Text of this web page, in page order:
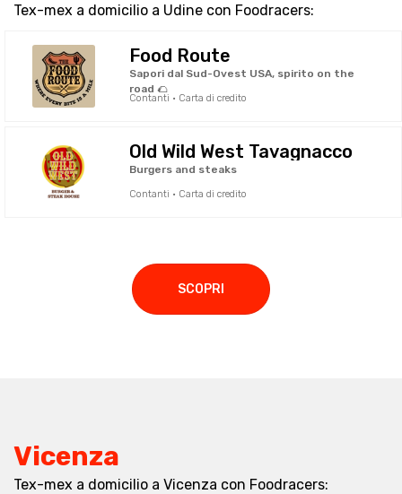
Tex-mex a domicilio a Udine con Foodracers:
Food Route
Sapori dal Sud-Ovest USA, spirito on the
road 🌮
Contanti · Carta di credito
Old Wild West Tavagnacco
Burgers and steaks
Contanti · Carta di credito
SCOPRI
Vicenza
Tex-mex a domicilio a Vicenza con Foodracers: